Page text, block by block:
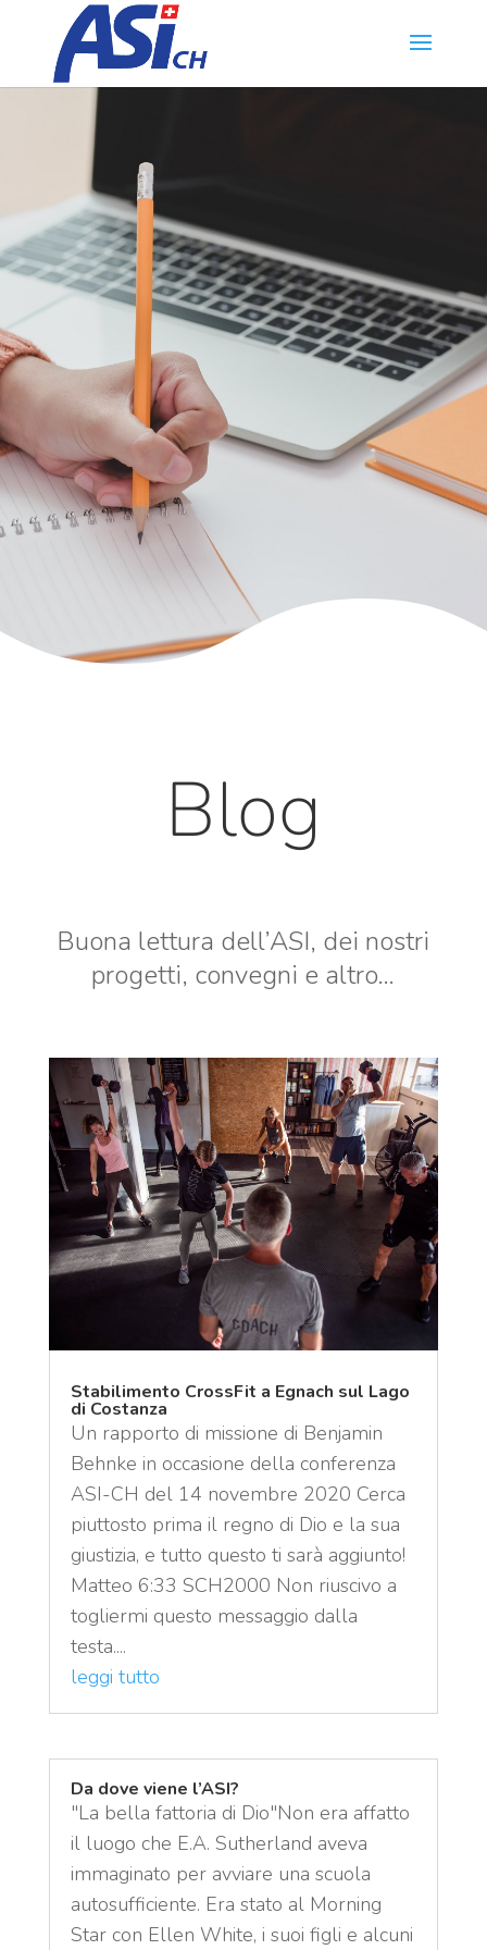
Blog
Buona lettura dell’ASI, dei nostri
progetti, convegni e altro…
Stabilimento CrossFit a Egnach sul Lago
di Costanza
Un rapporto di missione di Benjamin
Behnke in occasione della conferenza
ASI-CH del 14 novembre 2020 Cerca
piuttosto prima il regno di Dio e la sua
giustizia, e tutto questo ti sarà aggiunto!
Matteo 6:33 SCH2000 Non riuscivo a
togliermi questo messaggio dalla
testa....
leggi tutto
Da dove viene l’ASI?
"La bella fattoria di Dio"Non era affatto
il luogo che E.A. Sutherland aveva
immaginato per avviare una scuola
autosufficiente. Era stato al Morning
Star con Ellen White, i suoi figli e alcuni